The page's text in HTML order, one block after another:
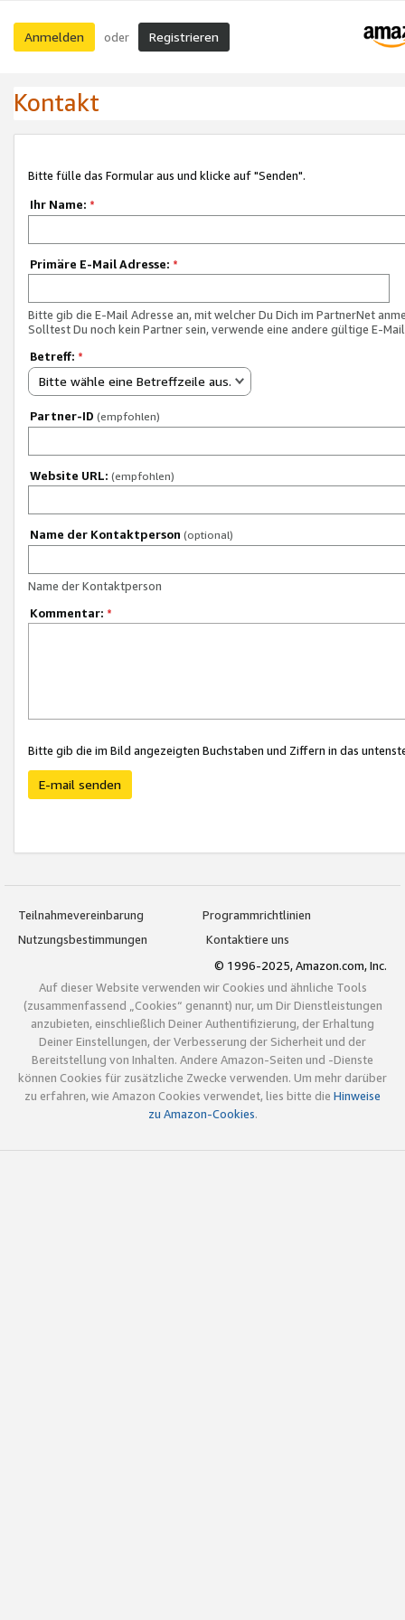
Anmelden oder Registrieren
Kontakt
Bitte fülle das Formular aus und klicke auf "Senden".
Ihr Name: *
Primäre E-Mail Adresse: *
Bitte gib die E-Mail Adresse an, mit welcher Du Dich im PartnerNet
Solltest Du noch kein Partner sein, verwende eine andere gültige E-
Betreff: *
Bitte wähle eine Betreffzeile aus.
Partner-ID (empfohlen)
Website URL: (empfohlen)
Name der Kontaktperson (optional)
Name der Kontaktperson
Kommentar: *
Bitte gib die im Bild angezeigten Buchstaben und Ziffern in das
E-mail senden
Teilnahmevereinbarung
Programmrichtlinien
Nutzungsbestimmungen
Kontaktiere uns
© 1996-2025, Amazon.com, Inc.
Auf dieser Website verwenden wir Cookies und ähnliche Tools
(zusammenfassend „Cookies“ genannt) nur, um Dir Dienstleistungen
anzubieten, einschließlich Deiner Authentifizierung, der Erhaltung
Deiner Einstellungen, der Verbesserung der Sicherheit und der
Bereitstellung von Inhalten. Andere Amazon-Seiten und -Dienste
können Cookies für zusätzliche Zwecke verwenden. Um mehr darüber
zu erfahren, wie Amazon Cookies verwendet, lies bitte die Hinweise
zu Amazon-Cookies.